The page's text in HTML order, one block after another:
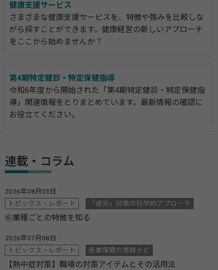
健康支援サービス
さまざまな健康支援サービスを、特徴や強みを比較しな
がら探すことができます。健康経営の新しいアプローチ
をここから始めませんか？
第4期特定健診・特定保健指導
令和6年度から開始された「第4期特定健診・特定保健指
導」関連情報をとりまとめています。最新情報の確認に
お役立てください。
連載・コラム
2026年08月03日
トピックス・レポート
「過労」対策の科学的アプローチ
⑥業種ごとの特徴を知る
2026年07月08日
トピックス・レポート
産業保健の実践ナビ
【熱中症対策】職場の対策アイテムとその活用法